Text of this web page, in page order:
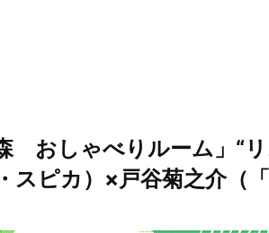
おしゃべりルーム」“
スピカ）×戸谷菊之介（